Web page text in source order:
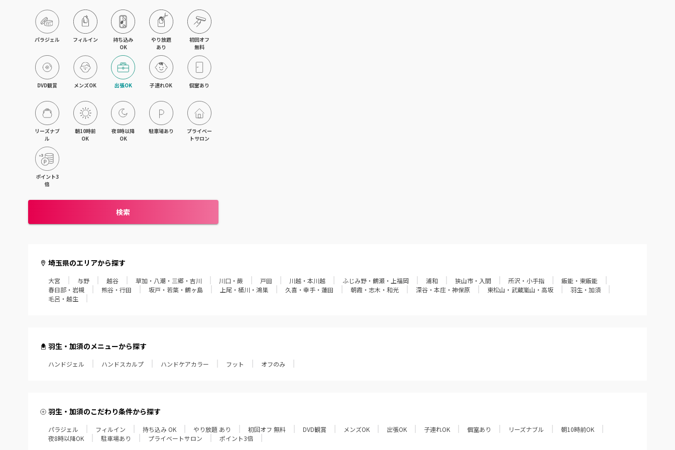
飯能・東飯能
春日部・岩槻
熊谷・行田
坂戸・若葉・鶴ヶ島
上尾・桶川・鴻巣
久喜・幸手・蓮田
パラジェル フィルイン
持ち込み
OK
やり放題
あり
初回オフ
無料
DVD観賞 メンズOK 出張OK 子連れOK 個室あり
リーズナブ
ル
朝10時前
OK
夜8時以降
OK
駐車場あり
プライベー
トサロン
ポイント3
倍
検索
埼玉県のエリアから探す
大宮 与野 越谷 草加・八潮・三郷・吉川 川口・蕨 戸田 川越・本川越 ふじみ野・鶴瀬・上福岡 浦和 狭山市・入間 所沢・小手指
飯能・東飯能
春日部・岩槻
熊谷・行田 坂戸・若葉・鶴ヶ島 上尾・桶川・鴻巣 久喜・幸手・蓮田 朝霞・志木・和光 深谷・本庄・神保原 東松山・武蔵嵐山・高坂
羽生・加須
毛呂・越生
羽生・加須のメニューから探す
ハンドジェル ハンドスカルプ ハンドケアカラー フット オフのみ
羽生・加須のこだわり条件から探す
パラジェル フィルイン 持ち込み OK やり放題 あり 初回オフ 無料 DVD観賞 メンズOK 出張OK 子連れOK 個室あり リーズナブル
朝10時前OK
夜8時以降OK
駐車場あり プライベートサロン ポイント3倍